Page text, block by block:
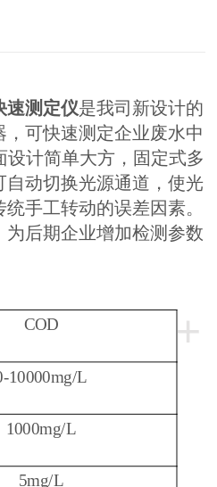
速测定仪是我司新设计的
可快速测定企业废水中
设计简单大方，固定式多
动切换光源通道，使光
手工转动的误差因素。
后期企业增加检测参数
+
COD
10000mg/L
1000mg/L
5mg/L